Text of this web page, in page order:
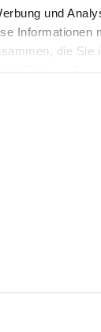
und
Informationen
die Sie
unsere